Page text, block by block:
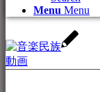
Menu Menu
動画